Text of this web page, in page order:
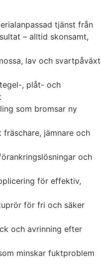
tjänst från
– alltid skonsamt,
lav och svartpåväxt
, plåt- och
som bromsar ny
jämnare och
och
för effektiv,
för fri och säker
och avrinning efter
minskar fuktproblem